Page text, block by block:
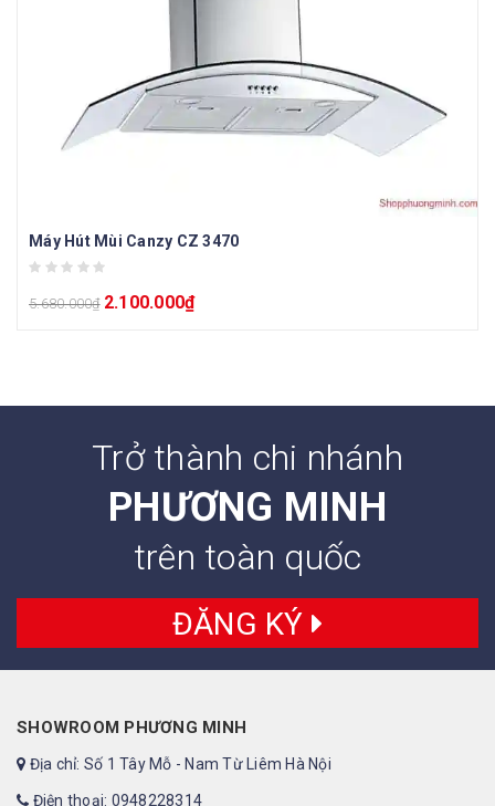
Máy Hút Mùi Canzy CZ 3470
5.680.000₫ 2.100.000₫
Trở thành chi nhánh
PHƯƠNG MINH
trên toàn quốc
ĐĂNG KÝ
SHOWROOM PHƯƠNG MINH
Địa chỉ: Số 1 Tây Mỗ - Nam Từ Liêm Hà Nội
Điện thoại: 0948228314